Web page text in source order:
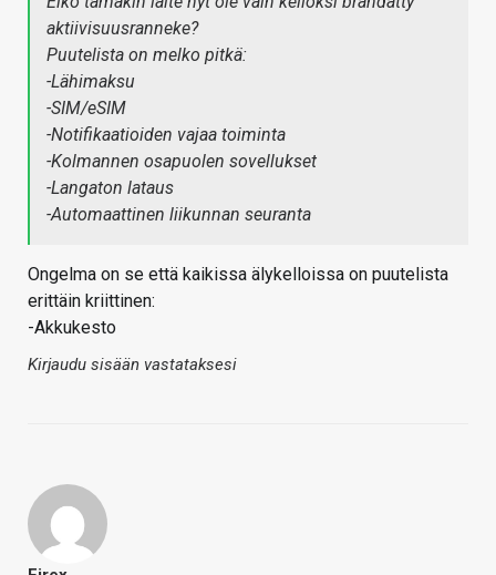
aktiivisuusranneke?
Puutelista on melko pitkä:
-Lähimaksu
-SIM/eSIM
-Notifikaatioiden vajaa toiminta
-Kolmannen osapuolen sovellukset
-Langaton lataus
-Automaattinen liikunnan seuranta
Ongelma on se että kaikissa älykelloissa on puutelista
erittäin kriittinen:
-Akkukesto
Kirjaudu sisään vastataksesi